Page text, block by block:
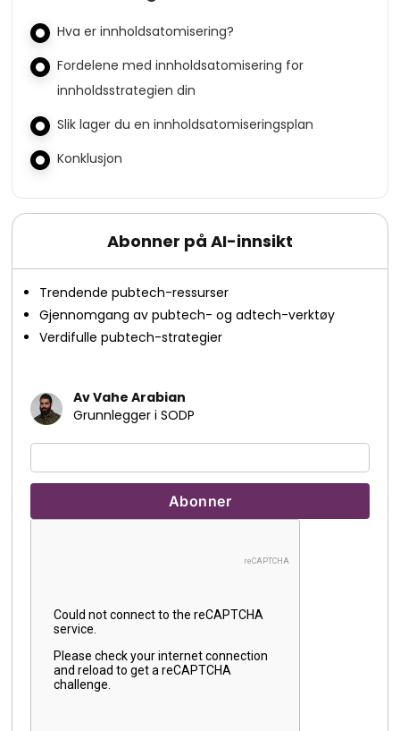
Hva er innholdsatomisering?
Fordelene med innholdsatomisering for
innholdsstrategien din
Slik lager du en innholdsatomiseringsplan
Konklusjon
Abonner på AI-innsikt
Trendende pubtech-ressurser
Gjennomgang av pubtech- og adtech-verktøy
Verdifulle pubtech-strategier
Av Vahe Arabian
Grunnlegger i SODP